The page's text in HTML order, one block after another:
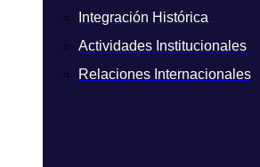
Integración Histórica
Actividades Institucionales
Relaciones Internacionales